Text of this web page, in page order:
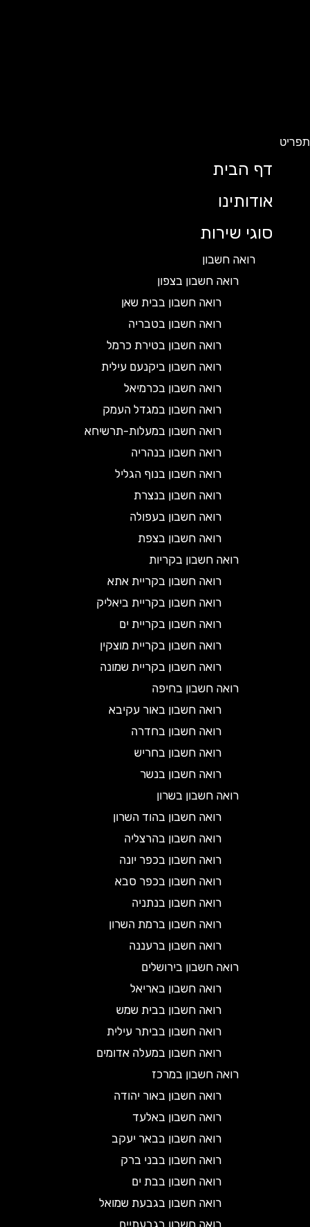
דף הבית
אודותינו
סוגי שירות
רואה חשבון
רואה חשבון בצפון
רואה חשבון בבית שאן
רואה חשבון בטבריה
רואה חשבון בטירת כרמל
רואה חשבון ביקנעם עילית
רואה חשבון בכרמיאל
רואה חשבון במגדל העמק
רואה חשבון במעלות-תרשיחא
רואה חשבון בנהריה
רואה חשבון בנוף הגליל
רואה חשבון בנצרת
רואה חשבון בעפולה
רואה חשבון בצפת
רואה חשבון בקריות
רואה חשבון בקריית אתא
רואה חשבון בקריית ביאליק
רואה חשבון בקריית ים
רואה חשבון בקריית מוצקין
רואה חשבון בקריית שמונה
רואה חשבון בחיפה
רואה חשבון באור עקיבא
רואה חשבון בחדרה
רואה חשבון בחריש
רואה חשבון בנשר
רואה חשבון בשרון
רואה חשבון בהוד השרון
רואה חשבון בהרצליה
רואה חשבון בכפר יונה
רואה חשבון בכפר סבא
רואה חשבון בנתניה
רואה חשבון ברמת השרון
רואה חשבון ברעננה
רואה חשבון בירושלים
רואה חשבון באריאל
רואה חשבון בבית שמש
רואה חשבון בביתר עילית
רואה חשבון במעלה אדומים
רואה חשבון במרכז
רואה חשבון באור יהודה
רואה חשבון באלעד
רואה חשבון בבאר יעקב
רואה חשבון בבני ברק
רואה חשבון בבת ים
רואה חשבון בגבעת שמואל
רואה חשבון בגבעתיים